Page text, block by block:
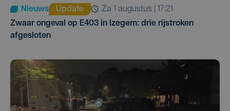
Nieuws Update
za 1 augustus | 17:21
Zwaar ongeval op E403 in Izegem: drie rijstroken
afgesloten